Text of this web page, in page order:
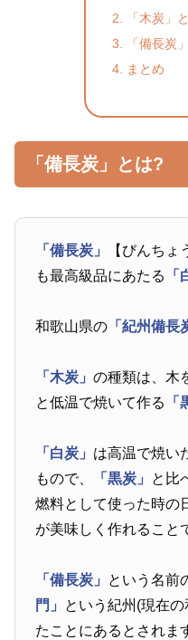
「木炭」
「備長炭
まとめ
「備長炭」とは?
「備長炭」 【びんちょ
も最高級品にあたる
和歌山県の 「紀州備長
「木炭」の種類は、木
と低温で焼いて作る
「
「白炭」 は高温で焼い
もので、
「黒炭」 と比
燃料として使った時の
が美味しく作れること
「備長炭」 という名前
門」 という紀州(現在
たことにあるとされま